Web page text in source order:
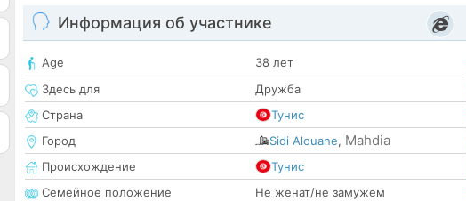
Информация об участнике
Age
38 лет
Здесь для
Дружба
Страна
Тунис
Город
Sidi Alouane, Mahdia
Происхождение
Тунис
Семейное положение
Не женат/не замужем